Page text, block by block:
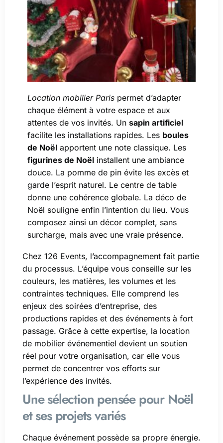
Location mobilier Paris permet d’adapter
chaque élément à votre espace et aux
attentes de vos invités. Un sapin artificiel
facilite les installations rapides. Les boules
de Noël apportent une note classique. Les
figurines de Noël installent une ambiance
douce. La pomme de pin évite les excès et
garde l’esprit naturel. Le centre de table
donne une cohérence globale. La déco de
Noël souligne enfin l’intention du lieu. Vous
composez ainsi un décor complet, sans
surcharge, mais avec une vraie présence.
Chez 126 Events, l’accompagnement fait partie
du processus. L’équipe vous conseille sur les
couleurs, les matières, les volumes et les
contraintes techniques. Elle comprend les
enjeux des soirées d’entreprise, des
productions rapides et des événements à fort
passage. Grâce à cette expertise, la location
de mobilier événementiel devient un soutien
réel pour votre organisation, car elle vous
permet de concentrer vos efforts sur
l’expérience des invités.
Une sélection pensée pour Noël
et ses projets variés
Chaque événement possède sa propre énergie.